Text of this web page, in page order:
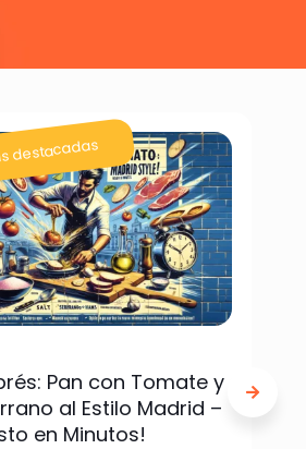
destacadas
Pan con Tomate y
al Estilo Madrid –
en Minutos!